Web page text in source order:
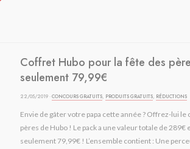
Coffret Hubo pour la fête des
seulement 79,99€
22/05/2019 ·CONCOURS GRATUITS, PRODUITS GRATUITS, RÉDUCTIONS
Envie de gâter votre papa cette année ? Offrez-lui
pères de Hubo ! Le pack a une valeur totale de 289€
seulement 79,99€ ! L’ensemble contient : Une